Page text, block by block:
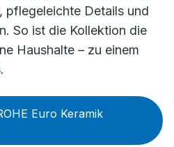
pflegeleichte Details und
So ist die Kollektion die
Haushalte – zu einem
Euro Keramik